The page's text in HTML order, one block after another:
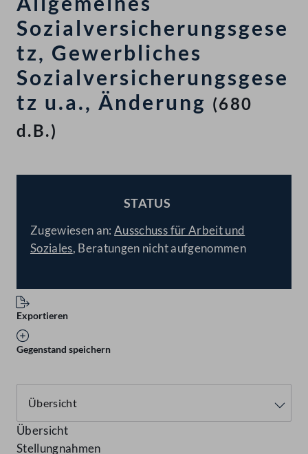
Sozialversicherungsgese
tz, Gewerbliches
Sozialversicherungsgese
tz u.a., Änderung (680
d.B.)
STATUS
Zugewiesen an:Ausschuss für Arbeit und
Soziales, Beratungen nicht aufgenommen
Exportieren
Gegenstand speichern
Übersicht
Stellungnahmen